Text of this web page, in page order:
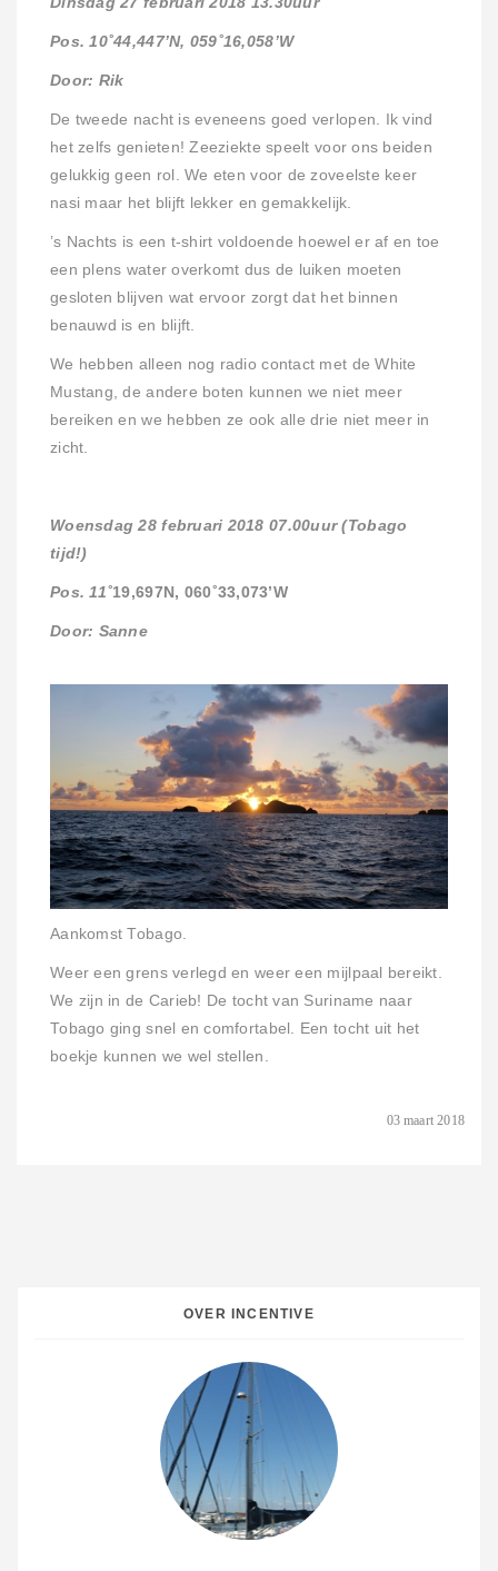
03 maart 2018
Pos. 10˚44,447’N, 059˚16,058’W
Door: Rik
De tweede nacht is eveneens goed verlopen. Ik vind
het zelfs genieten! Zeeziekte speelt voor ons beiden
gelukkig geen rol. We eten voor de zoveelste keer
nasi maar het blijft lekker en gemakkelijk.
’s Nachts is een t-shirt voldoende hoewel er af en toe
een plens water overkomt dus de luiken moeten
gesloten blijven wat ervoor zorgt dat het binnen
benauwd is en blijft.
We hebben alleen nog radio contact met de White
Mustang, de andere boten kunnen we niet meer
bereiken en we hebben ze ook alle drie niet meer in
zicht.
Woensdag 28 februari 2018 07.00uur (Tobago
tijd!)
Pos. 11˚19,697N, 060˚33,073’W
Door: Sanne
Aankomst Tobago.
Weer een grens verlegd en weer een mijlpaal bereikt.
We zijn in de Carieb! De tocht van Suriname naar
Tobago ging snel en comfortabel. Een tocht uit het
boekje kunnen we wel stellen.
OVER INCENTIVE